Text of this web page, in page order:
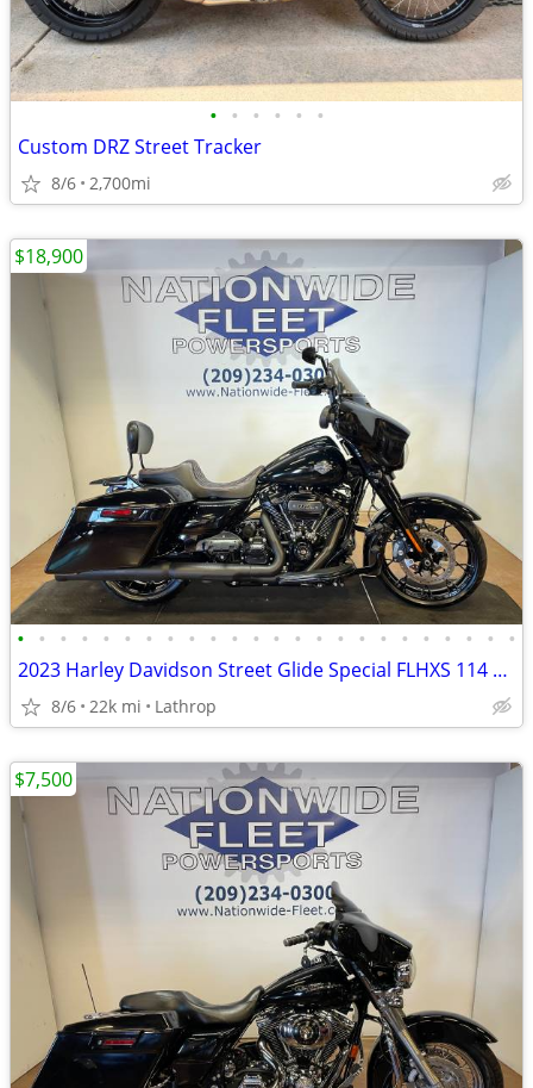
• • • • • •
Custom DRZ Street Tracker
8/6 2,700mi
• • • • • • • • • • • • • • • • • • • • • • • •
2023 Harley Davidson Street Glide Special FLHXS 114 Milwaukee Eight Ba
8/6 22k mi Lathrop
$18,900
$7,500